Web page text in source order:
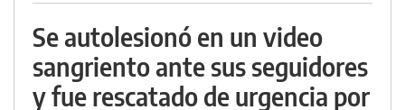
Se autolesionó en un video
sangriento ante sus seguidores
y fue rescatado de urgencia por